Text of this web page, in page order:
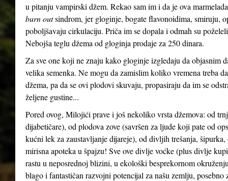
u pitanju vampirski džem. Rekao sam im i da je ova
burn outsindrom, jer gloginje, bogate flavonoidima, smiruju,
poboljšavaju cirkulaciju. Priča im se dopala i odmah su
Nebojša teglu džema od gloginja prodaje za 250 dinara.
Za sve one koji ne znaju kako gloginje izgledaju da objasnim
velika semenka. Ne mogu da zamislim koliko vremena treba
džema, pa da se ovi plodovi skuvaju, propasiraju da im se
željene gustine...
Pored ovog, Milojići prave i još nekoliko vrsta džemova: od
dijabetičare), od plodova zove (savršen za ljude koji pate od
kućni lek za zaustavljanje dijareje), od divljih trešanja,
mirisna apoteka u špajzu! Sve ove divlje voćke (plus divlje
rastu u neposrednoj blizini, u ekološki besprekornom
blago i fantastičan razvojni potencijal za našu zemlju,